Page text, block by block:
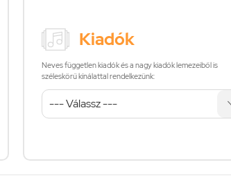
Kiadók
Neves független kiadók és a nagy kiadók lemezeiből is
széleskörű kínálattal rendelkezünk: